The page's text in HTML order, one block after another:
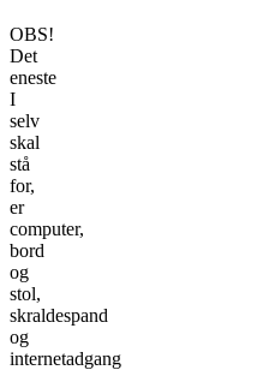
OBS!
Det
eneste
I
selv
skal
stå
for,
er
computer,
bord
og
stol,
skraldespand
og
internetadgang